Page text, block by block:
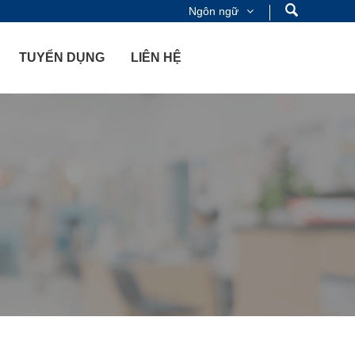
Ngôn ngữ
TUYỂN DỤNG LIÊN HỆ